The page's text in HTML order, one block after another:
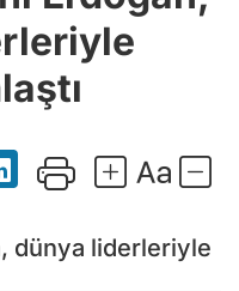
dünya liderleriyle